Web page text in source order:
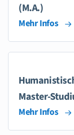
(M.A.)
Mehr Infos
Master-
Mehr Infos